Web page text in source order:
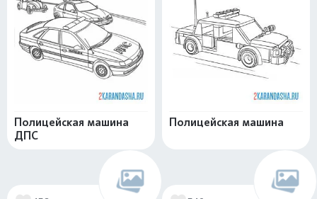
Полицейская машина
ДПС
Полицейская машина